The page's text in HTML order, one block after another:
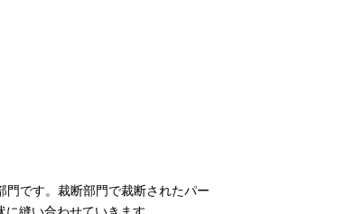
です。裁断部門で裁断されたパー